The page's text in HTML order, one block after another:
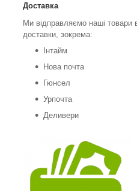
Доставка
Ми відправляємо наші
доставки, зокрема:
Інтайм
Нова почта
Гюнсел
Урпочта
Деливери